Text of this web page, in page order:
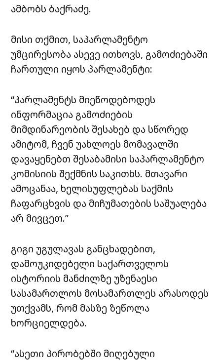
ამბობს ბაქრაძე.
მისი თქმით, საპარლამენტო
უმცირესობა ასევე ითხოვს, გამოძიებაში
ჩართული იყოს პარლამენტი:
“პარლამენტს მიეწოდებოდეს
ინფორმაცია გამოძიების
მიმდინარეობის შესახებ და სწორედ
ამიტომ, ჩვენ უახლოეს მომავალში
დავაყენებთ შესაბამისი საპარლამენტო
კომისიის შექმნის საკითხს. მთავარი
ამოცანაა, ხელისუფლებას საქმის
ჩაფარცხვის და მიჩუმათების საშუალება
არ მივცეთ.”
გიგი უგულავას განცხადებით,
დამოუკიდებელი საქართველოს
ისტორიის მანძილზე უზენაესი
სასამართლოს მოსამართლეს არასოდეს
უთქვამს, რომ მასზე ზეწოლა
ხორციელდება.
“ასეთი პირობებში მიღებული